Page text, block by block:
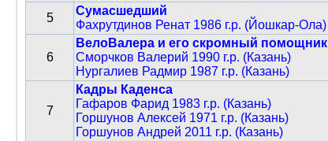
5
Сумасшедший
Фахрутдинов Ренат 1986 г.р. (Йошкар-Ола)
6
ВелоВалера и его скромный помощник
Сморчков Валерий 1990 г.р. (Казань)
Нургалиев Радмир 1987 г.р. (Казань)
7
Кадры Каденса
Гафаров Фарид 1983 г.р. (Казань)
Горшунов Алексей 1971 г.р. (Казань)
Горшунов Андрей 2011 г.р. (Казань)